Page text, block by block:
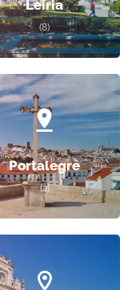
Leiria
(8)
Portalegre
(2)